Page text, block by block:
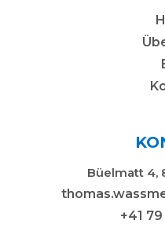
Büelmatt 4,
+41